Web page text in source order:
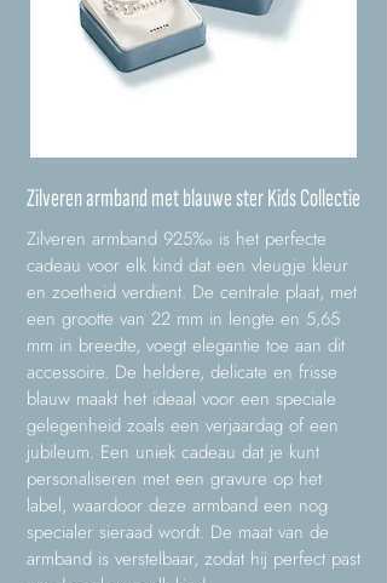
Zilveren armband met blauwe ster Kids Collectie
Zilveren armband 925‰ is het perfecte
cadeau voor elk kind dat een vleugje kleur
en zoetheid verdient. De centrale plaat, met
een grootte van 22 mm in lengte en 5,65
mm in breedte, voegt elegantie toe aan dit
accessoire. De heldere, delicate en frisse
blauw maakt het ideaal voor een speciale
gelegenheid zoals een verjaardag of een
jubileum. Een uniek cadeau dat je kunt
personaliseren met een gravure op het
label, waardoor deze armband een nog
specialer sieraad wordt. De maat van de
armband is verstelbaar, zodat hij perfect past